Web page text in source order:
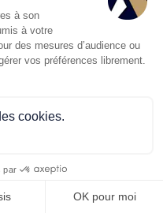
à son
à votre
des mesures d’audience ou
vos préférences librement.
cookies.
par
OK pour moi